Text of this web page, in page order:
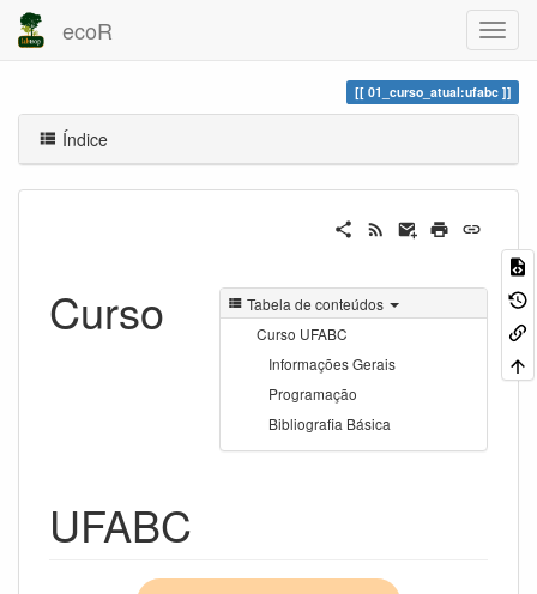
ecoR
01_curso_atual:ufabc
Índice
Tabela de conteúdos
Curso UFABC
Informações Gerais
Programação
Bibliografia Básica
Curso
UFABC